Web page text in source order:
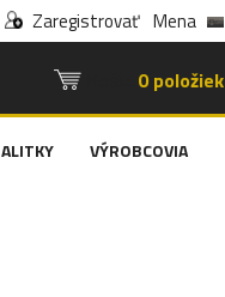
Zaregistrovať Mena
0 položiek
VÝROBCOVIA